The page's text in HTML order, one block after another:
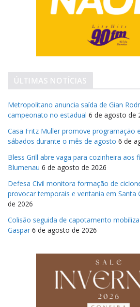
ÚLTIMAS NOTÍCIAS
Metropolitano anuncia saída de Gian
campeonato no estadual 6 de agosto de
Casa Fritz Müller promove programação
sábados durante o mês de agosto 6 de
Bless Grill abre vaga para cozinheira aos
Blumenau 6 de agosto de 2026
Defesa Civil monitora formação de
provocar temporais e ventania em Santa
de 2026
Colisão seguida de capotamento
Gaspar 6 de agosto de 2026